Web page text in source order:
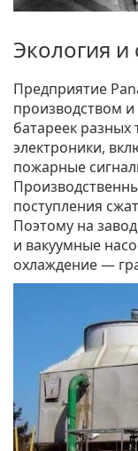
Экология
Предприятие
производством и
батареек разных
электроники,
пожарные
поступления
Поэтому на
и вакуумные
охлаждение —